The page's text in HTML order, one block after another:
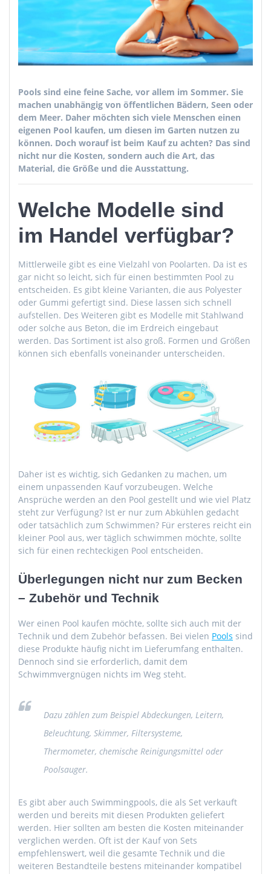
Pools sind eine feine Sache, vor allem im Sommer. Sie
machen unabhängig von öffentlichen Bädern, Seen oder
dem Meer. Daher möchten sich viele Menschen einen
eigenen Pool kaufen, um diesen im Garten nutzen zu
können. Doch worauf ist beim Kauf zu achten? Das sind
nicht nur die Kosten, sondern auch die Art, das
Material, die Größe und die Ausstattung.
Welche Modelle sind
im Handel verfügbar?
Mittlerweile gibt es eine Vielzahl von Poolarten. Da ist es
gar nicht so leicht, sich für einen bestimmten Pool zu
entscheiden. Es gibt kleine Varianten, die aus Polyester
oder Gummi gefertigt sind. Diese lassen sich schnell
aufstellen. Des Weiteren gibt es Modelle mit Stahlwand
oder solche aus Beton, die im Erdreich eingebaut
werden. Das Sortiment ist also groß. Formen und Größen
können sich ebenfalls voneinander unterscheiden.
Daher ist es wichtig, sich Gedanken zu machen, um
einem unpassenden Kauf vorzubeugen. Welche
Ansprüche werden an den Pool gestellt und wie viel Platz
steht zur Verfügung? Ist er nur zum Abkühlen gedacht
oder tatsächlich zum Schwimmen? Für ersteres reicht ein
kleiner Pool aus, wer täglich schwimmen möchte, sollte
sich für einen rechteckigen Pool entscheiden.
Überlegungen nicht nur zum Becken
– Zubehör und Technik
Wer einen Pool kaufen möchte, sollte sich auch mit der
Technik und dem Zubehör befassen. Bei vielen Pools sind
diese Produkte häufig nicht im Lieferumfang enthalten.
Dennoch sind sie erforderlich, damit dem
Schwimmvergnügen nichts im Weg steht.
Dazu zählen zum Beispiel Abdeckungen, Leitern,
Beleuchtung, Skimmer, Filtersysteme,
Thermometer, chemische Reinigungsmittel oder
Poolsauger.
Es gibt aber auch Swimmingpools, die als Set verkauft
werden und bereits mit diesen Produkten geliefert
werden. Hier sollten am besten die Kosten miteinander
verglichen werden. Oft ist der Kauf von Sets
empfehlenswert, weil die gesamte Technik und die
weiteren Bestandteile bestens miteinander kompatibel